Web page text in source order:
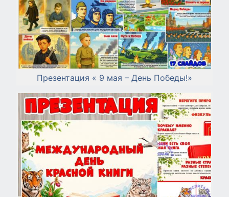
Презентация « 9 мая – День Победы!»